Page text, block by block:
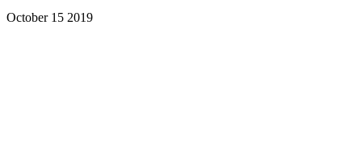
October 15 2019